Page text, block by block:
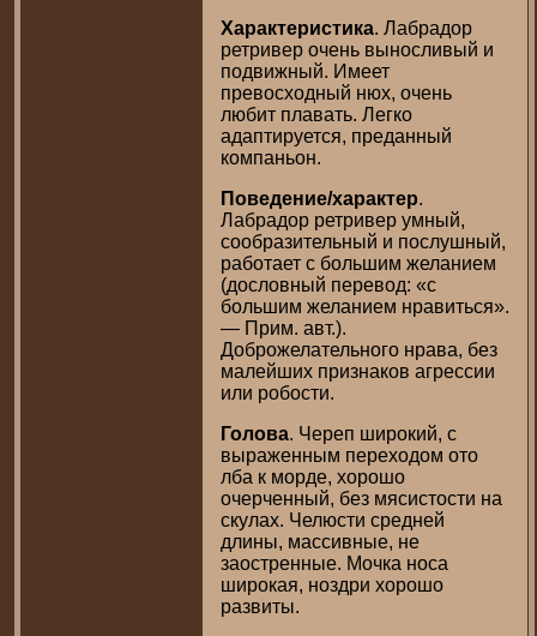
Характеристика. Лабрадор
ретривер очень выносливый и
подвижный. Имеет
превосходный нюх, очень
любит плавать. Легко
адаптируется, преданный
компаньон.
Поведение/характер.
Лабрадор ретривер умный,
сообразительный и послушный,
работает с большим желанием
(дословный перевод: «с
большим желанием нравиться».
— Прим. авт.).
Доброжелательного нрава, без
малейших признаков агрессии
или робости.
Голова. Череп широкий, с
выраженным переходом ото
лба к морде, хорошо
очерченный, без мясистости на
скулах. Челюсти средней
длины, массивные, не
заостренные. Мочка носа
широкая, ноздри хорошо
развиты.